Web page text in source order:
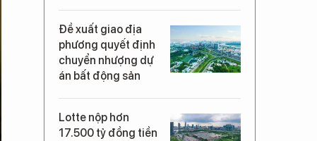
Đề xuất giao địa
phương quyết định
chuyển nhượng dự
án bất động sản
Lotte nộp hơn
17.500 tỷ đồng tiền